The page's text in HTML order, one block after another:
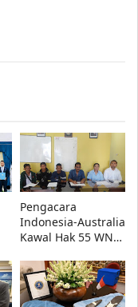
Pengacara
Indonesia-Australia
Kawal Hak 55 WNI
Tawaran Kerja di
Australia